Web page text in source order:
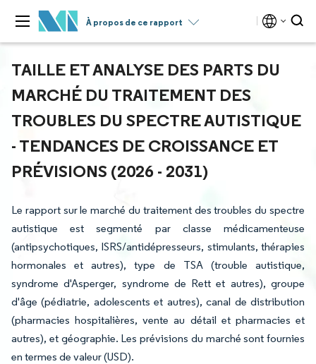
À propos de ce rapport
TAILLE ET ANALYSE DES PARTS DU
MARCHÉ DU TRAITEMENT DES
TROUBLES DU SPECTRE AUTISTIQUE
- TENDANCES DE CROISSANCE ET
PRÉVISIONS (2026 - 2031)
Le rapport sur le marché du traitement des troubles du spectre
autistique est segmenté par classe médicamenteuse
(antipsychotiques, ISRS/antidépresseurs, stimulants, thérapies
hormonales et autres), type de TSA (trouble autistique,
syndrome d'Asperger, syndrome de Rett et autres), groupe
d'âge (pédiatrie, adolescents et autres), canal de distribution
(pharmacies hospitalières, vente au détail et pharmacies et
autres), et géographie. Les prévisions du marché sont fournies
en termes de valeur (USD).